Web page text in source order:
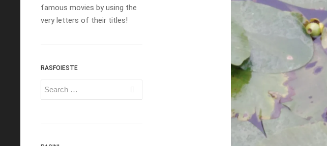
famous movies by using the
very letters of their titles!
RASFOIESTE